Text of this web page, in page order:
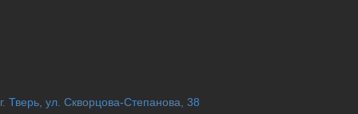
г. Тверь, ул. Скворцова-Степанова, 38